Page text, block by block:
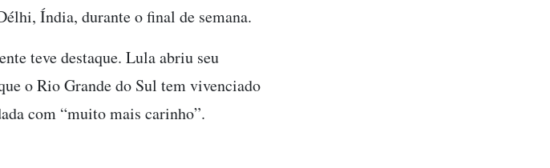
Índia, durante o final de semana.
teve destaque. Lula abriu seu
o Rio Grande do Sul tem vivenciado
com “muito mais carinho”.